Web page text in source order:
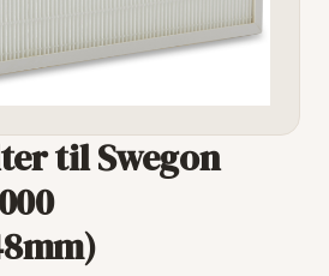
til Swegon